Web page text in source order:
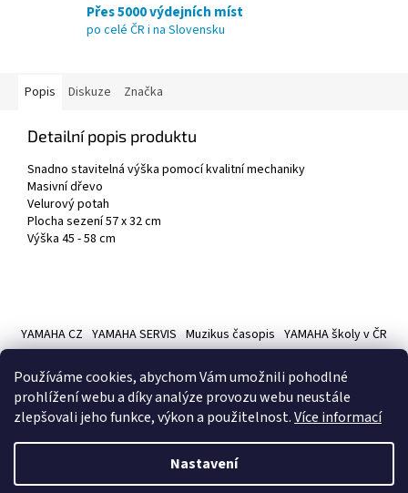
Používáme cookies, abychom Vám umožnili pohodlné
prohlížení webu a díky analýze provozu webu neustále
zlepšovali jeho funkce, výkon a použitelnost.Více informací
Nastavení
Přes 5000 výdejních míst
po celé ČR i na Slovensku
Popis Diskuze Značka
Detailní popis produktu
Snadno stavitelná výška pomocí kvalitní mechaniky
Masivní dřevo
Velurový potah
Plocha sezení 57 x 32 cm
Výška 45 - 58 cm
p
YAMAHA CZ YAMAHA SERVIS Muzikus časopis YAMAHA školy v ČR